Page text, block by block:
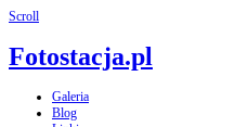
Scroll
Fotostacja.pl
Galeria
Blog